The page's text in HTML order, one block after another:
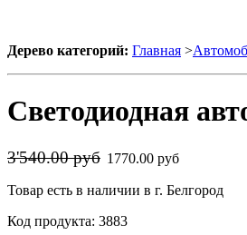
Дерево категорий: Главная >
Светодиодная
3'540.00 руб 1770.00 руб
Товар есть в наличии в г. Белгород
Код продукта: 3883